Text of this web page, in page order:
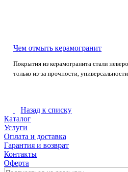
Чем отмыть керамогранит
Покрытия из керамогранита стали
только из-за прочности,
Назад к списку
Каталог
Услуги
Оплата и доставка
Гарантия и возврат
Контакты
Оферта